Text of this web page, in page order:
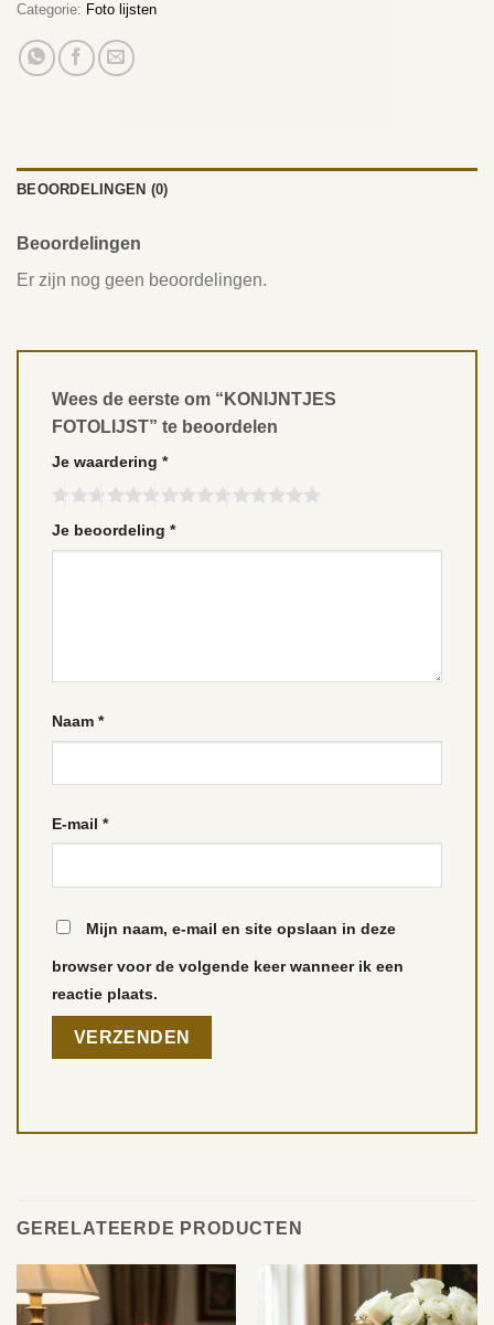
Categorie: Foto lijsten
BEOORDELINGEN (0)
Beoordelingen
Er zijn nog geen beoordelingen.
Wees de eerste om “KONIJNTJES
FOTOLIJST” te beoordelen
Je waardering *
Je beoordeling *
Naam *
E-mail *
Mijn naam, e-mail en site opslaan in deze
browser voor de volgende keer wanneer ik een
reactie plaats.
GERELATEERDE PRODUCTEN